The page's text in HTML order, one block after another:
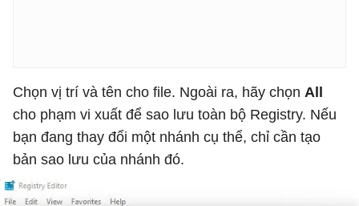
Chọn vị trí và tên cho file. Ngoài ra, hãy chọn All
cho phạm vi xuất để sao lưu toàn bộ Registry. Nếu
bạn đang thay đổi một nhánh cụ thể, chỉ cần tạo
bản sao lưu của nhánh đó.